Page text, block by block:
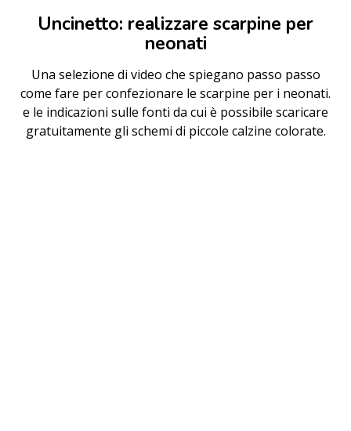
Uncinetto: realizzare scarpine per
neonati
Una selezione di video che spiegano passo passo
come fare per confezionare le scarpine per i neonati.
e le indicazioni sulle fonti da cui è possibile scaricare
gratuitamente gli schemi di piccole calzine colorate.